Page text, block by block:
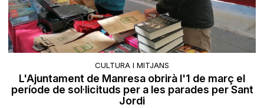
CULTURA I MITJANS
L'Ajuntament de Manresa obrirà l'1 de març el
període de sol·licituds per a les parades per Sant
Jordi